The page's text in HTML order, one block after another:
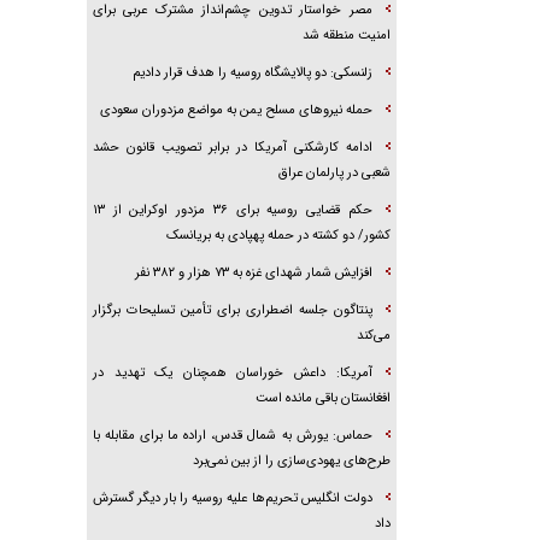
مصر خواستار تدوین چشم‌انداز مشترک عربی برای
امنیت منطقه شد
زلنسکی: دو پالایشگاه روسیه را هدف قرار دادیم
حمله نیرو‌های مسلح یمن به مواضع مزدوران سعودی
ادامه کارشکنی آمریکا در برابر تصویب قانون حشد
شعبی در پارلمان عراق
حکم قضایی روسیه برای ۳۶ مزدور اوکراین از ۱۳
کشور/ دو کشته در حمله پهپادی به بریانسک
افزایش شمار شهدای غزه به ۷۳ هزار و ۳۸۲ نفر
پنتاگون جلسه اضطراری برای تأمین تسلیحات برگزار
می‌کند
آمریکا: داعش خوراسان همچنان یک تهدید در
افغانستان باقی مانده است
حماس: یورش به شمال قدس، اراده ما برای مقابله با
طرح‌های یهودی‌سازی را از بین نمی‌برد
دولت انگلیس تحریم‌ها علیه روسیه را بار دیگر گسترش
داد